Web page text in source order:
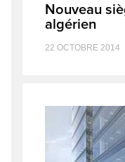
Nouveau
algérien
22 OCTOBRE 2014